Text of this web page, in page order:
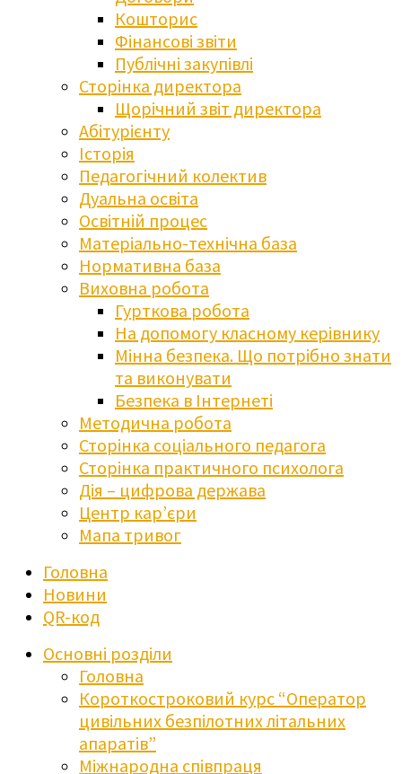
Кошторис
Фінансові звіти
Публічні закупівлі
Сторінка директора
Щорічний звіт директора
Абітурієнту
Історія
Педагогічний колектив
Дуальна освіта
Освітній процес
Матеріально-технічна база
Нормативна база
Виховна робота
Гурткова робота
На допомогу класному керівнику
Мінна безпека. Що потрібно знати
та виконувати
Безпека в Інтернеті
Методична робота
Сторінка соціального педагога
Сторінка практичного психолога
Дія – цифрова держава
Центр кар’єри
Мапа тривог
Головна
Новини
QR-код
Основні розділи
Головна
Короткостроковий курс “Оператор
цивільних безпілотних літальних
апаратів”
Міжнародна співпраця